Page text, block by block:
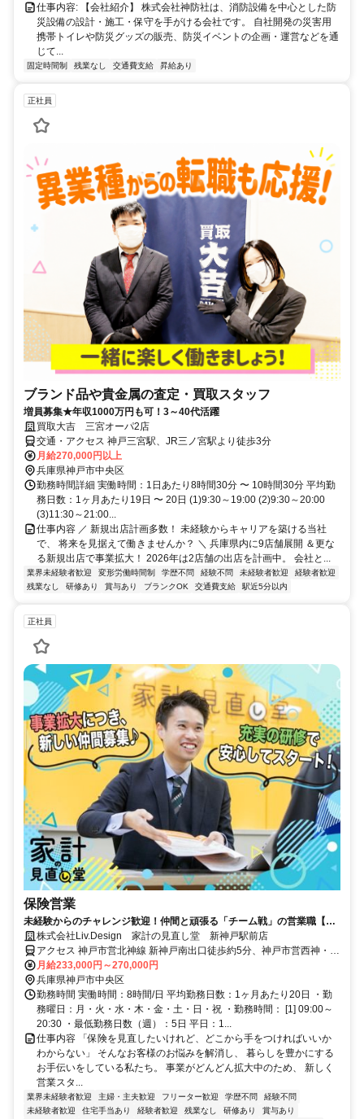
仕事内容: 【会社紹介】 株式会社神防社は、消防設備を中心とした防
災設備の設計・施工・保守を手がける会社です。 自社開発の災害用
携帯トイレや防災グッズの販売、防災イベントの企画・運営などを通
じて...
固定時間制 残業なし 交通費支給 昇給あり
正社員
ブランド品や貴金属の査定・買取スタッフ
増員募集★年収1000万円も可！3～40代活躍
買取大吉 三宮オーパ2店
交通・アクセス 神戸三宮駅、JR三ノ宮駅より徒歩3分
月給270,000円以上
兵庫県神戸市中央区
勤務時間詳細 実働時間：1日あたり8時間30分 〜 10時間30分 平均勤
務日数：1ヶ月あたり19日 〜 20日 (1)9:30～19:00 (2)9:30～20:00
(3)11:30～21:00...
仕事内容 ／ 新規出店計画多数！ 未経験からキャリアを築ける当社
で、 将来を見据えて働きませんか？ ＼ 兵庫県内に9店舗展開 ＆更な
る新規出店で事業拡大！ 2026年は2店舗の出店を計画中。 会社と...
業界未経験者歓迎 変形労働時間制 学歴不問 経験不問 未経験者歓迎
経験者歓迎
残業なし
研修あり 賞与あり ブランクOK 交通費支給 駅近5分以内
正社員
保険営業
未経験からのチャレンジ歓迎！仲間と頑張る「チーム戦」の営業職【試
用期間中(2ヶ月間)は月給30万円】
株式会社Liv.Design 家計の見直し堂 新神戸駅前店
アクセス 神戸市営北神線 新神戸南出口徒歩約5分、神戸市営西神・山
手線 新神戸南出口徒歩約5分、ＪＲ山陽新幹線/ＪＲ東海道新幹線 新
神戸南出口徒歩約5分 新神戸駅から徒歩5分
月給233,000円～270,000円
兵庫県神戸市中央区
勤務時間 実働時間：8時間/日 平均勤務日数：1ヶ月あたり20日 ・勤
務曜日：月・火・水・木・金・土・日・祝 ・勤務時間： [1] 09:00～
20:30 ・最低勤務日数（週）：5日 平日：1...
仕事内容 「保険を見直したいけれど、どこから手をつければいいか
わからない」 そんなお客様のお悩みを解消し、 暮らしを豊かにする
お手伝いをしている私たち。 事業がどんどん拡大中のため、 新しく
営業スタ...
業界未経験者歓迎 主婦・主夫歓迎 フリーター歓迎 学歴不問
経験不問
未経験者歓迎
住宅手当あり 経験者歓迎 残業なし 研修あり
賞与あり